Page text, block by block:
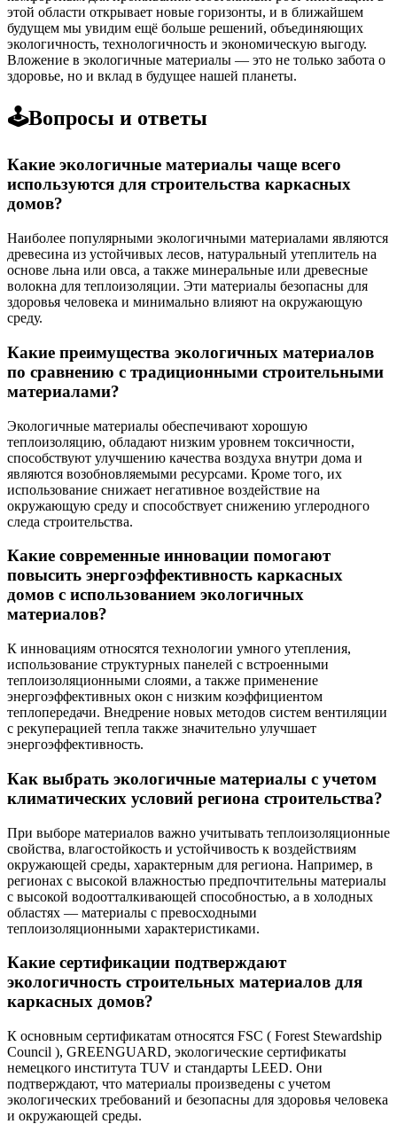
этой области открывает новые горизонты, и в ближайшем
будущем мы увидим ещё больше решений, объединяющих
экологичность, технологичность и экономическую выгоду.
Вложение в экологичные материалы — это не только забота о
здоровье, но и вклад в будущее нашей планеты.
🕹️Вопросы и ответы
Какие экологичные материалы чаще всего
используются для строительства каркасных
домов?
Наиболее популярными экологичными материалами являются
древесина из устойчивых лесов, натуральный утеплитель на
основе льна или овса, а также минеральные или древесные
волокна для теплоизоляции. Эти материалы безопасны для
здоровья человека и минимально влияют на окружающую
среду.
Какие преимущества экологичных материалов
по сравнению с традиционными строительными
материалами?
Экологичные материалы обеспечивают хорошую
теплоизоляцию, обладают низким уровнем токсичности,
способствуют улучшению качества воздуха внутри дома и
являются возобновляемыми ресурсами. Кроме того, их
использование снижает негативное воздействие на
окружающую среду и способствует снижению углеродного
следа строительства.
Какие современные инновации помогают
повысить энергоэффективность каркасных
домов с использованием экологичных
материалов?
К инновациям относятся технологии умного утепления,
использование структурных панелей с встроенными
теплоизоляционными слоями, а также применение
энергоэффективных окон с низким коэффициентом
теплопередачи. Внедрение новых методов систем вентиляции
с рекуперацией тепла также значительно улучшает
энергоэффективность.
Как выбрать экологичные материалы с учетом
климатических условий региона строительства?
При выборе материалов важно учитывать теплоизоляционные
свойства, влагостойкость и устойчивость к воздействиям
окружающей среды, характерным для региона. Например, в
регионах с высокой влажностью предпочтительны материалы
с высокой водоотталкивающей способностью, а в холодных
областях — материалы с превосходными
теплоизоляционными характеристиками.
Какие сертификации подтверждают
экологичность строительных материалов для
каркасных домов?
К основным сертификатам относятся FSC ( Forest Stewardship
Council ), GREENGUARD, экологические сертификаты
немецкого института TUV и стандарты LEED. Они
подтверждают, что материалы произведены с учетом
экологических требований и безопасны для здоровья человека
и окружающей среды.